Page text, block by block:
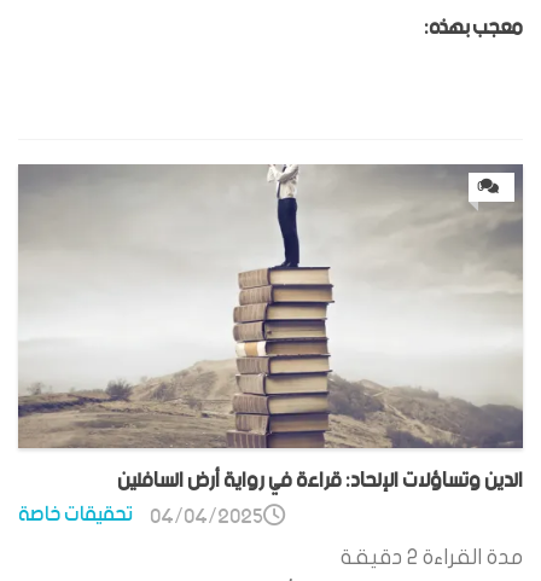
معجب بهذه:
0
الدين وتساؤلات الإلحاد: قراءة في رواية أرض السافلين
تحقيقات خاصة 04/04/2025
مدة القراءة 2 دقيقة